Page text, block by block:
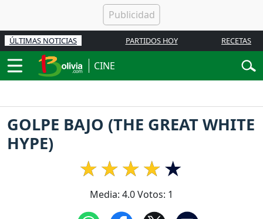
ÚLTIMAS NOTICIAS PARTIDOS HOY RECETAS
CINE
GOLPE BAJO (THE GREAT WHITE
HYPE)
Media: 4.0Votos: 1